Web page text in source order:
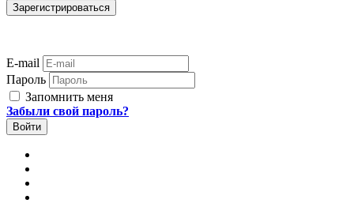
E-mail
Пароль
Запомнить меня
Забыли свой пароль?